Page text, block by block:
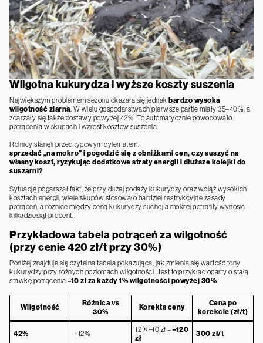
Wilgotna kukurydza i wyższe koszty suszenia
Największym problemem sezonu okazała się jednak bardzo wysoka
wilgotność ziarna . W wielu gospodarstwach pierwsze partie miały 35–40%, a
zdarzały się także dostawy powyżej 42%. To automatycznie powodowało
potrącenia w skupach i wzrost kosztów suszenia.
Rolnicy stanęli przed typowym dylematem:
sprzedać „na mokro” i pogodzić się z obniżkami cen, czy suszyć na
własny koszt, ryzykując dodatkowe straty energii i dłuższe kolejki do
suszarni?
Sytuację pogarszał fakt, że przy dużej podaży kukurydzy oraz wciąż wysokich
kosztach energii, wiele skupów stosowało bardziej restrykcyjne zasady
potrąceń, a różnice między ceną kukurydzy suchej a mokrej potrafiły wynosić
kilkadziesiąt procent.
Przykładowa tabela potrąceń za wilgotność
(przy cenie 420 zł/t przy 30%)
Poniżej znajduje się czytelna tabela pokazująca, jak zmienia się wartość tony
kukurydzy przy różnych poziomach wilgotności. Jest to przykład oparty o stałą
stawkę potrącenia –10 zł za każdy 1% wilgotności powyżej 30%.
Wilgotność
Różnica vs
30%
Korekta ceny
Cena po
korekcie (zł/t)
42% +12% 12 × –10 zł = –120
zł
300 zł/t